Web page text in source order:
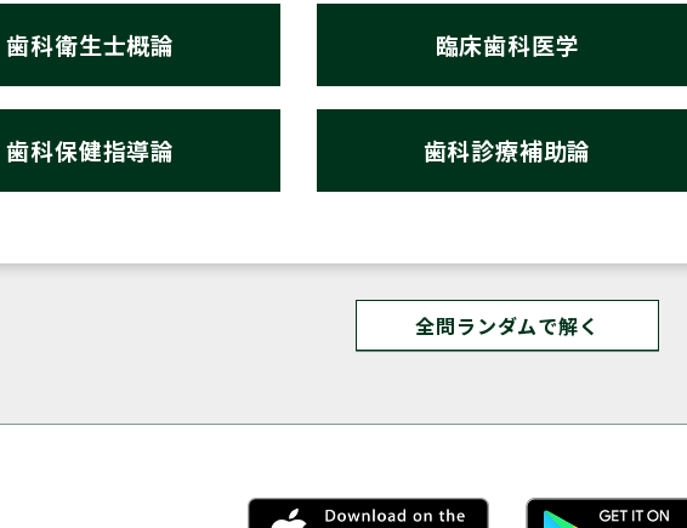
歯科衛生士概論 臨床歯科医学
歯科保健指導論 歯科診療補助論
全問ランダムで解く